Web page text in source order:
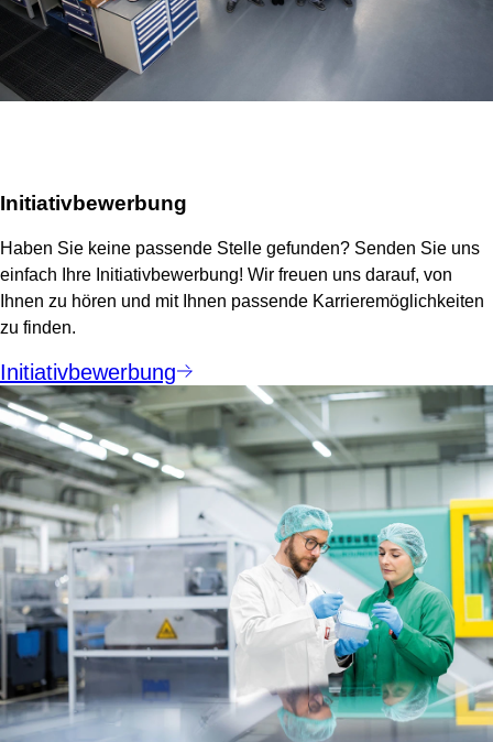
Initiativbewerbung
Haben Sie keine passende Stelle gefunden? Senden Sie uns
einfach Ihre Initiativbewerbung! Wir freuen uns darauf, von
Ihnen zu hören und mit Ihnen passende Karrieremöglichkeiten
zu finden.
Initiativbewerbung